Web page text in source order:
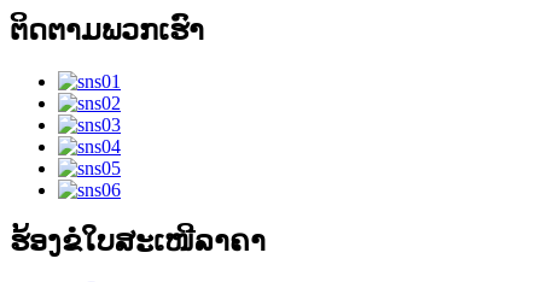
ຕິດຕາມພວກເຮົາ
ຮ້ອງຂໍໃບສະເໜີລາຄາ